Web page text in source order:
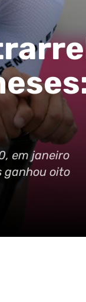
em janeiro
ganhou oito